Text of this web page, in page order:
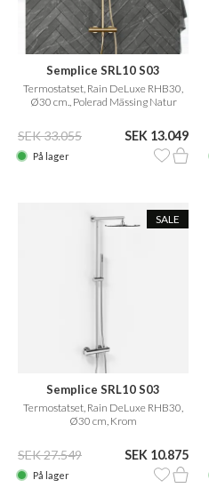
Semplice SRL10 S03
Termostatset, Rain DeLuxe RHB30,
Ø30 cm., Polerad Mässing Natur
SEK 33.055 SEK 13.049
På lager
SALE
Semplice SRL10 S03
Termostatset, Rain DeLuxe RHB30,
Ø30 cm, Krom
SEK 27.549 SEK 10.875
På lager